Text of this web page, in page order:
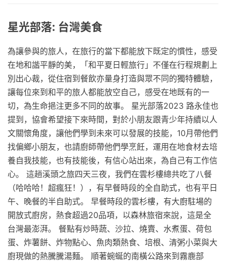
星光部落: 台灣美食
為讓參與的旅人，在旅行的當下都能放下既定的慣性，感受
在地和諧平靜的美，「和平夏日輕旅行」不僅在行程規劃上
別出心裁，從住宿到餐飲亦量身打造與眾不同的獨特體驗，
讓每位來到和平的旅人都能放空自己，感受在地既有的一
切，為生命挹注更多不同的故事。 星光部落2023 路永佳也
提到，協會希望接下來時間，對於小朋友跟青少年持續以人
文關懷角度，讓他們學到未來可以發展的技能，10月帶他們
找偏鄉小朋友，也請廚師帶他們學烹飪，運用在地食材去培
養自我技能，也有技能後，有信心站出來，為自己有工作信
心。 這趟溪頭之旅四天三夜，我們在雲杉樓總共吃了八餐
（哈哈哈！超瘋狂！），有早餐時段的全自助式，也有平日
午、晚餐的半自助式。 早餐時段的雲杉樓，有大廚駐場的
開放式廚房，熱食超過20品項，以森林旅宿來說，這是全
台灣最澎湃。 餐點有炒時蔬、沙拉、燒賣、水煮蛋、荷包
蛋、炸薯餅、炸物點心、魚肉類熱食、培根、清粥小菜與大
廚現做的熱騰騰湯麵。 順著蜿蜒的南橫公路來到霧鹿部